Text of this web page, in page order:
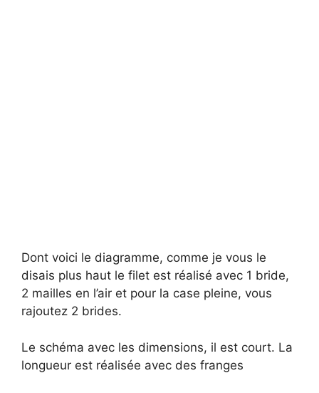
Dont voici le diagramme, comme je vous le
disais plus haut le filet est réalisé avec 1 bride,
2 mailles en l’air et pour la case pleine, vous
rajoutez 2 brides.
Le schéma avec les dimensions, il est court. La
longueur est réalisée avec des franges